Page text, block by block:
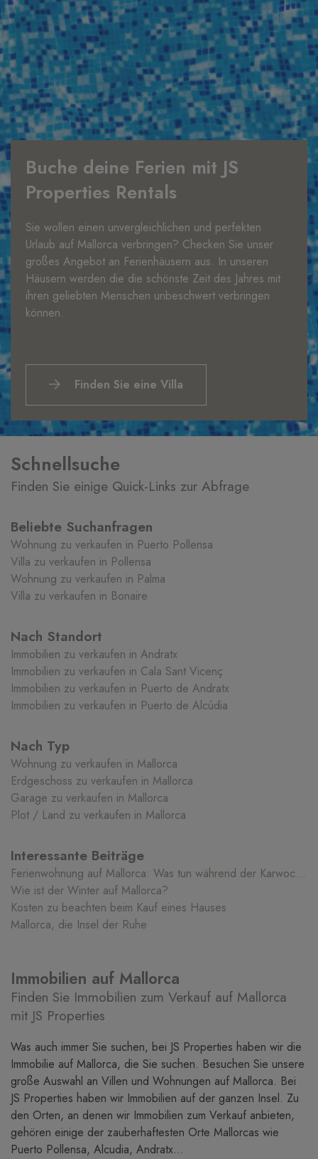
Buche deine Ferien mit JS
Properties Rentals
Sie wollen einen unvergleichlichen und perfekten
Urlaub auf Mallorca verbringen? Checken Sie unser
großes Angebot an Ferienhäusern aus. In unseren
Häusern werden die die schönste Zeit des Jahres mit
ihren geliebten Menschen unbeschwert verbringen
können.
Finden Sie eine Villa
Schnellsuche
Finden Sie einige Quick-Links zur Abfrage
Beliebte Suchanfragen
Wohnung zu verkaufen in Puerto Pollensa
Villa zu verkaufen in Pollensa
Wohnung zu verkaufen in Palma
Villa zu verkaufen in Bonaire
Nach Standort
Immobilien zu verkaufen in Andratx
Immobilien zu verkaufen in Cala Sant Vicenç
Immobilien zu verkaufen in Puerto de Andratx
Immobilien zu verkaufen in Puerto de Alcúdia
Nach Typ
Wohnung zu verkaufen in Mallorca
Erdgeschoss zu verkaufen in Mallorca
Garage zu verkaufen in Mallorca
Plot / Land zu verkaufen in Mallorca
Interessante Beiträge
Ferienwohnung auf Mallorca: Was tun während der Karwoche?
Wie ist der Winter auf Mallorca?
Kosten zu beachten beim Kauf eines Hauses
Mallorca, die Insel der Ruhe
Immobilien auf Mallorca
Finden Sie Immobilien zum Verkauf auf Mallorca
mit JS Properties
Was auch immer Sie suchen, bei JS Properties haben wir die
Immobilie auf Mallorca, die Sie suchen. Besuchen Sie unsere
große Auswahl an Villen und Wohnungen auf Mallorca. Bei
JS Properties haben wir Immobilien auf der ganzen Insel. Zu
den Orten, an denen wir Immobilien zum Verkauf anbieten,
gehören einige der zauberhaftesten Orte Mallorcas wie
Puerto Pollensa, Alcudia, Andratx…